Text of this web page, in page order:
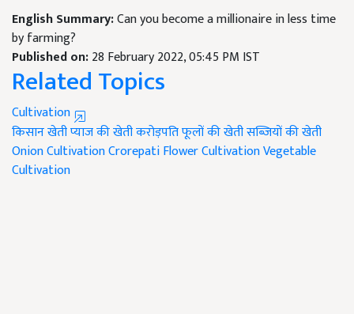
English Summary:Can you become a millionaire in less time
by farming?
Published on:28 February 2022, 05:45 PM IST
Related Topics
Cultivation
किसानखेतीप्याज की खेतीकरोड़पतिफूलों की खेतीसब्जियों की खेती
Onion CultivationCrorepatiFlower CultivationVegetable
Cultivation